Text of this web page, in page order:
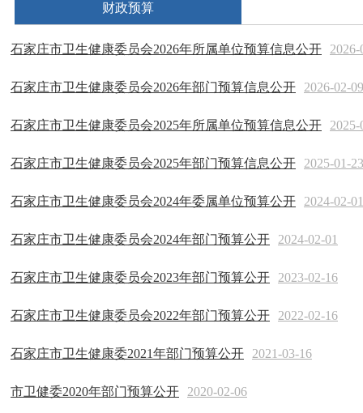
财政预算
石家庄市卫生健康委员会2026年所属单位预算信息公开 2026-
石家庄市卫生健康委员会2026年部门预算信息公开 2026-02-09
石家庄市卫生健康委员会2025年所属单位预算信息公开 2025-
石家庄市卫生健康委员会2025年部门预算信息公开 2025-01-23
石家庄市卫生健康委员会2024年委属单位预算公开 2024-02-01
石家庄市卫生健康委员会2024年部门预算公开 2024-02-01
石家庄市卫生健康委员会2023年部门预算公开 2023-02-16
石家庄市卫生健康委员会2022年部门预算公开 2022-02-16
石家庄市卫生健康委2021年部门预算公开 2021-03-16
市卫健委2020年部门预算公开 2020-02-06